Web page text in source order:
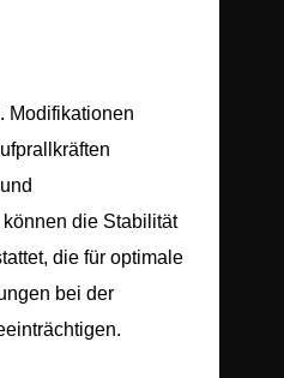
Modifikationen
die Stabilität
die für optimale
bei der